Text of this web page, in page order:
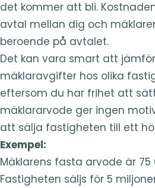
det kommer att bli.
avtal mellan dig och
beroende på avtalet.
Det kan vara smart att
mäklaravgifter hos olika
eftersom du har frihet att
mäklararvode ger ingen
att sälja fastigheten till ett
Exempel:
Mäklarens fasta arvode är 75
Fastigheten säljs för 5